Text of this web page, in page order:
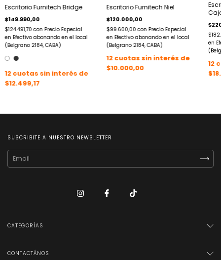
Escritorio Furnitech Bridge
$149.990,00
$124.491,70con Precio Especial
en Efectivo abonando en el local
(Belgrano 2184, CABA)
12cuotas sin interés de
$12.499,17
Escritorio Furnitech Niel
$120.000,00
$99.600,00con Precio Especial
en Efectivo abonando en el local
(Belgrano 2184, CABA)
12cuotas sin interés de
$10.000,00
en
12
SUSCRIBITE A NUESTRO NEWSLETTER
CATEGORÍAS
CONTACTÁNOS